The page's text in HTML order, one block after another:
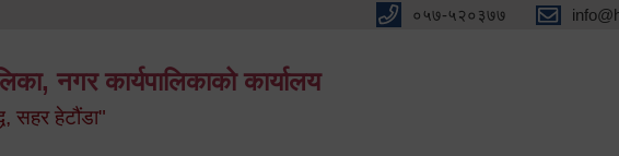
०५७-५२०३७७
नगर कार्यपालिकाको कार्यालय
सहर हेटौंडा"